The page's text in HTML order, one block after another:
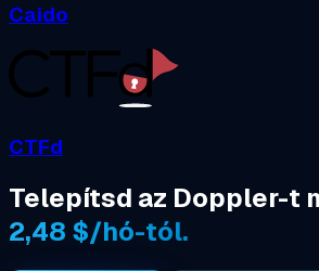
Caido
CTFd
Telepítsd az Doppler-t
2,48 $/hó-tól.